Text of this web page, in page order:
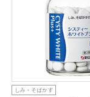
しみ・そばかす